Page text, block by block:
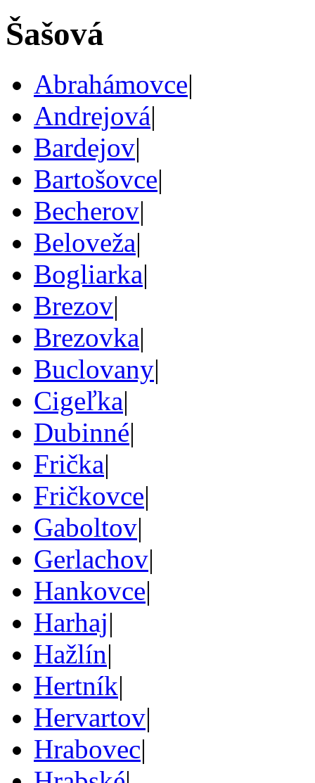
Šašová
Abrahámovce|
Andrejová|
Bardejov|
Bartošovce|
Becherov|
Beloveža|
Bogliarka|
Brezov|
Brezovka|
Buclovany|
Cigeľka|
Dubinné|
Frička|
Fričkovce|
Gaboltov|
Gerlachov|
Hankovce|
Harhaj|
Hažlín|
Hertník|
Hervartov|
Hrabovec|